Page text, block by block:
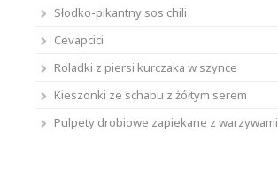
Słodko-pikantny sos chili
Cevapcici
Roladki z piersi kurczaka w szynce
Kieszonki ze schabu z żółtym serem
Pulpety drobiowe zapiekane z warzywami